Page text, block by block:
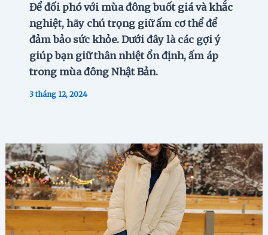
Để đối phó với mùa đông buốt giá và khắc
nghiệt, hãy chú trọng giữ ấm cơ thể để
đảm bảo sức khỏe. Dưới đây là các gợi ý
giúp bạn giữ thân nhiệt ổn định, ấm áp
trong mùa đông Nhật Bản.
3 tháng 12, 2024